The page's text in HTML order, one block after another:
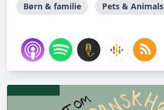
Børn & familie Pets & Animals